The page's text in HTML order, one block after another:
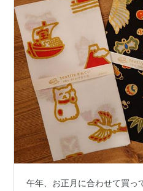
午年、お正月に合わせて買っ